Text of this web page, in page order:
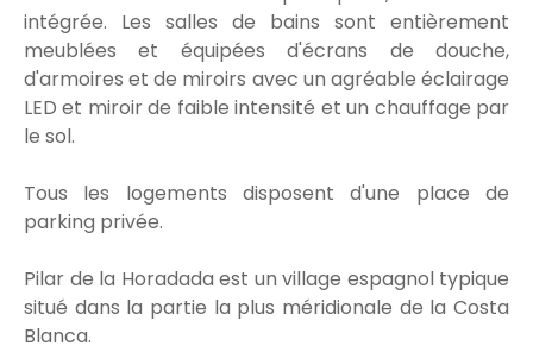
intégrée. Les salles de bains sont entièrement
meublées et équipées d'écrans de douche,
d'armoires et de miroirs avec un agréable éclairage
LED et miroir de faible intensité et un chauffage par
le sol.
Tous les logements disposent d'une place de
parking privée.
Pilar de la Horadada est un village espagnol typique
situé dans la partie la plus méridionale de la Costa
Blanca.